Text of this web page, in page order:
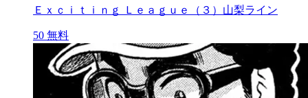
Ｅｘｃｉｔｉｎｇ Ｌｅａｇｕｅ（３）山梨ライン
50 無料